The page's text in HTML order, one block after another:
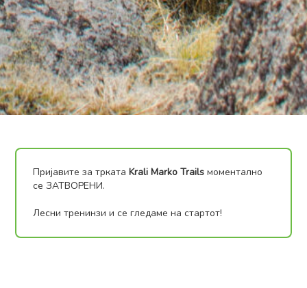
Пријавите за тркатаKrali Marko Trails моментално
се ЗАТВОРЕНИ.
Лесни тренинзи и се гледаме на стартот!